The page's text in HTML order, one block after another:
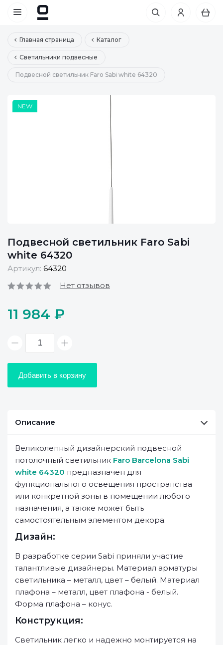
Главная страница Каталог
Светильники подвесные
Подвесной светильник Faro Sabi white 64320
NEW
Подвесной светильник Faro Sabi
white 64320
Артикул: 64320
Нет отзывов
11 984 ₽
Добавить в корзину
Описание
Великолепный дизайнерский подвесной
потолочный светильник Faro Barcelona Sabi
white 64320 предназначен для
функционального освещения пространства
или конкретной зоны в помещении любого
назначения, а также может быть
самостоятельным элементом декора.
Дизайн:
В разработке серии Sabi приняли участие
талантливые дизайнеры. Материал арматуры
светильника – металл, цвет – белый. Материал
плафона – металл, цвет плафона - белый.
Форма плафона – конус.
Конструкция:
Светильник легко и надежно монтируется на